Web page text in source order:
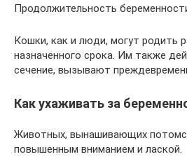
Продолжительность
Кошки, как и люди, могут родить
назначенного срока. Им также
сечение, вызывают
Как ухаживать за
Животных, вынашивающих
повышенным вниманием и лаской.